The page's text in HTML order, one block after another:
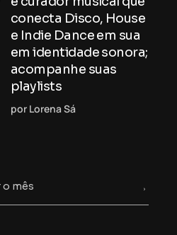
conecta Disco, House
e Indie Dance em sua
em identidade sonora;
acompanhe suas
playlists
por Lorena Sá